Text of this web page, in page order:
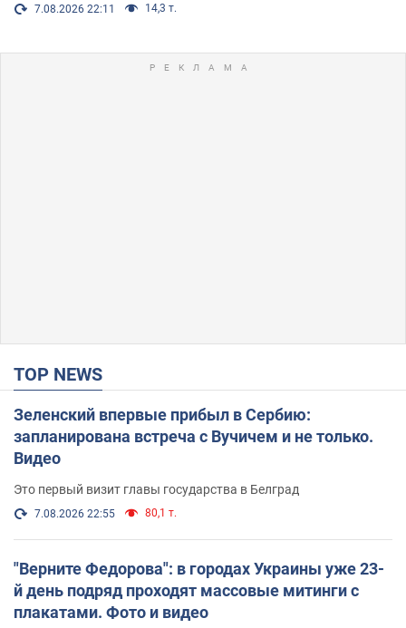
7.08.2026 22:11 14,3 т.
TOP NEWS
Зеленский впервые прибыл в Сербию:
запланирована встреча с Вучичем и не только.
Видео
Это первый визит главы государства в Белград
7.08.2026 22:55 80,1 т.
"Верните Федорова": в городах Украины уже 23-
й день подряд проходят массовые митинги с
плакатами. Фото и видео